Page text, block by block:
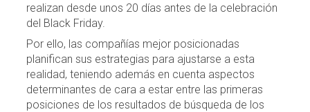
realizan desde unos 20 días antes de la celebración
del Black Friday.
Por ello, las compañías mejor posicionadas
planifican sus estrategias para ajustarse a esta
realidad, teniendo además en cuenta aspectos
determinantes de cara a estar entre las primeras
posiciones de los resultados de búsqueda de los